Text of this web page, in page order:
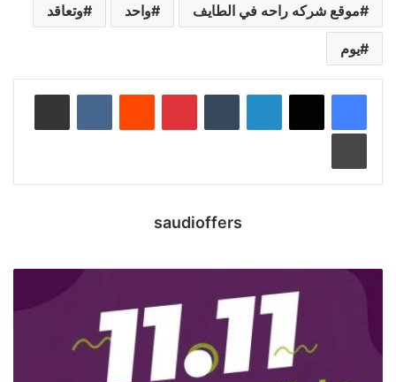
موقع شركه راحه في الطايف واحد وتعاقد
يوم
لينكدإن بينتيريست
saudioffers